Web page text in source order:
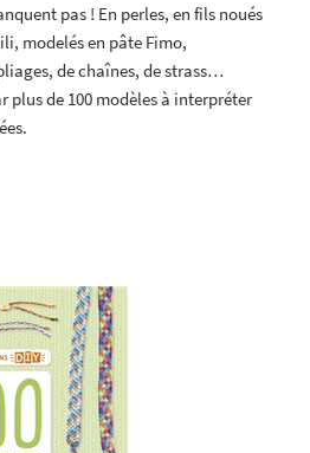
pas ! En perles, en fils noués
modelés en pâte Fimo,
de chaînes, de strass…
plus de 100 modèles à interpréter